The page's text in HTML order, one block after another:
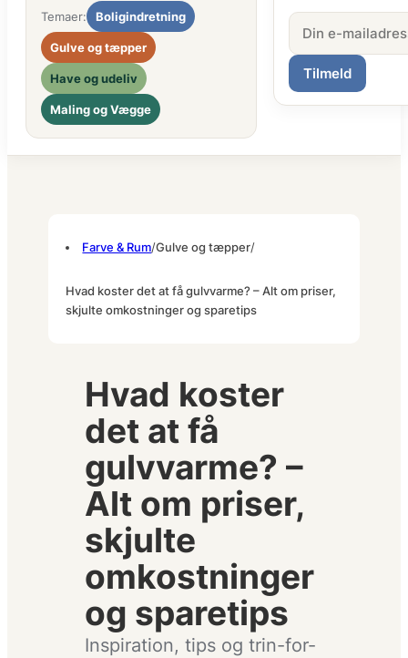
Temaer: Boligindretning
Gulve og tæpper
Have og udeliv
Maling og Vægge
Tilmeld
Farve & Rum/Gulve og tæpper/
Hvad koster det at få gulvvarme? – Alt om priser,
skjulte omkostninger og sparetips
Hvad koster
det at få
gulvvarme? –
Alt om priser,
skjulte
omkostninger
og sparetips
Inspiration, tips og trin-for-